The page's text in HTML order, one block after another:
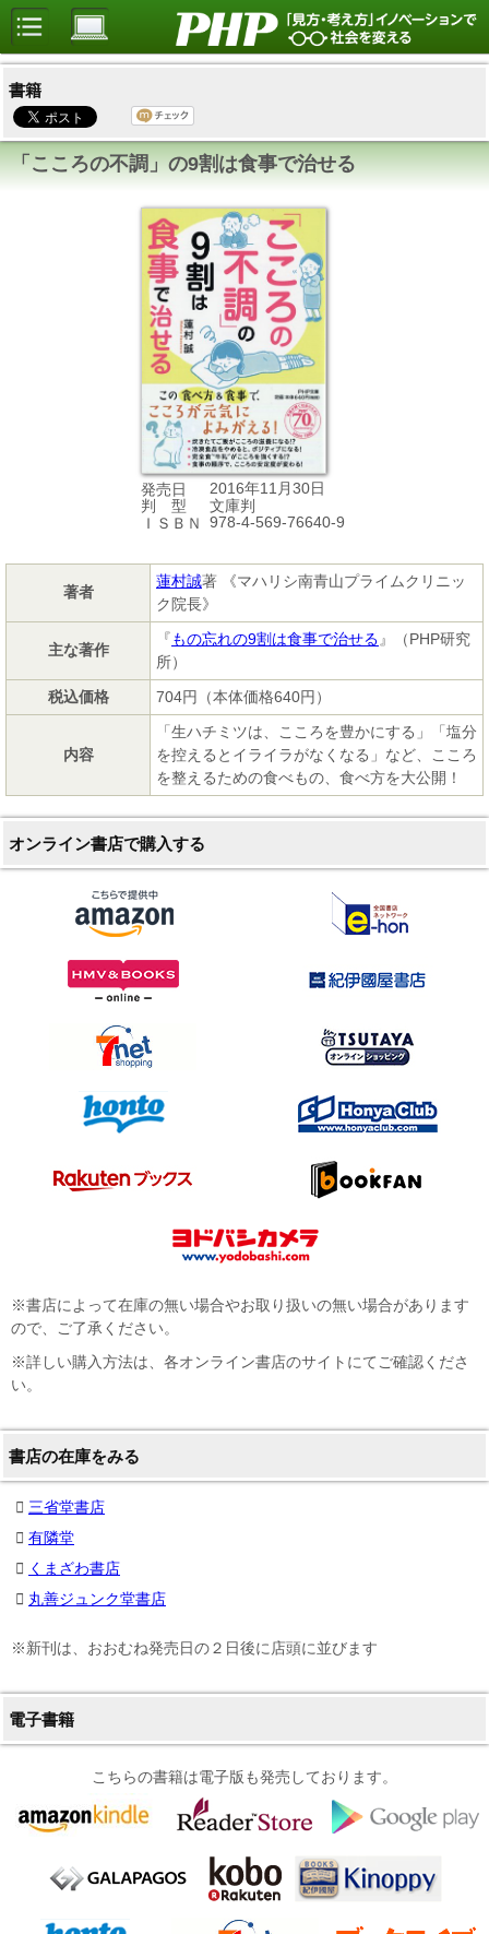
書籍
「こころの不調」の9割は食事で治せる
発売日
2016年11月30日
判 型
文庫判
ＩＳＢＮ
978-4-569-76640-9
著者
蓮村誠著 《マハリシ南青山プライムクリニッ
ク院長》
主な著作
『もの忘れの9割は食事で治せる 』（PHP研究
所）
税込価格
704円（本体価格640円）
内容
「生ハチミツは、こころを豊かにする」「塩分
を控えるとイライラがなくなる」など、こころ
を整えるための食べもの、食べ方を大公開！
オンライン書店で購入する
※書店によって在庫の無い場合やお取り扱いの無い場合があります
ので、ご了承ください。
※詳しい購入方法は、各オンライン書店のサイトにてご確認くださ
い。
書店の在庫をみる
三省堂書店
有隣堂
くまざわ書店
丸善ジュンク堂書店
※新刊は、おおむね発売日の２日後に店頭に並びます
電子書籍
こちらの書籍は電子版も発売しております。